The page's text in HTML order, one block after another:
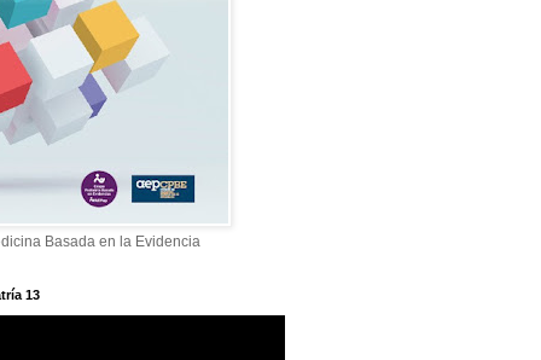
Basada en la Evidencia
13